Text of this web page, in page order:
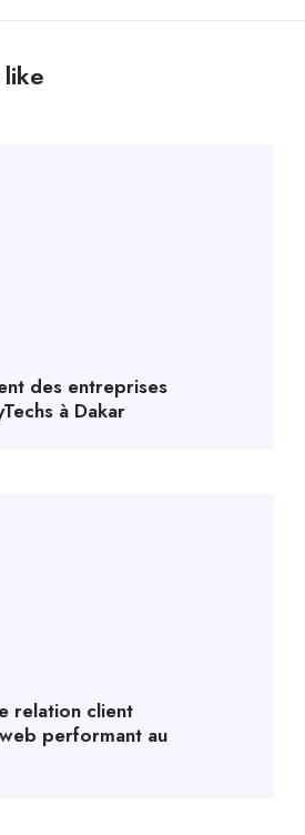
des entreprises
à Dakar
relation client
performant au